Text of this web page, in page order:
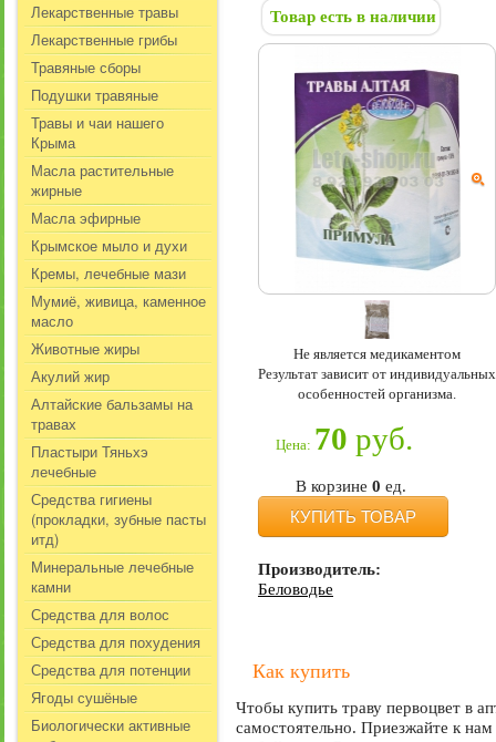
Лекарственные травы
Лекарственные грибы
Травяные сборы
Подушки травяные
Травы и чаи нашего
Крыма
Масла растительные
жирные
Масла эфирные
Крымское мыло и духи
Кремы, лечебные мази
Мумиё, живица, каменное
масло
Животные жиры
Акулий жир
Алтайские бальзамы на
травах
Пластыри Тяньхэ
лечебные
Средства гигиены
(прокладки, зубные пасты
итд)
Минеральные лечебные
камни
Средства для волос
Средства для похудения
Средства для потенции
Ягоды сушёные
Биологически активные
Товар есть в наличии
Не является медикаментом
Результат зависит от индивидуальных
особенностей организма.
Цена: 70 руб.
В корзине 0 ед.
КУПИТЬ ТОВАР
Производитель:
Беловодье
Как купить
Чтобы купить траву первоцвет в
самостоятельно. Приезжайте к